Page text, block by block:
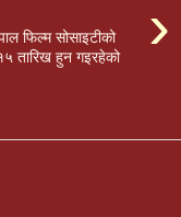
›
फिल्म सोसाइटीको
तारिख हुन गइरहेको